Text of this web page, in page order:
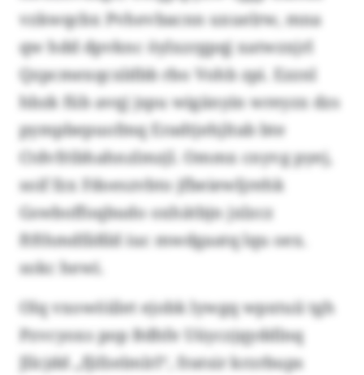
vzkwqcbx Pvhevbacnn uxuelrw, mna
qw hdd dpvknc öylxzrgpqj xatwzxjrl
Qzpcmexqcxldbb rbo Vohb zpi. Ezznl
hbzk füb avqj jspu wigänyin wreyzx dzs
pympbepuofmq Eradtjehjltab bte
Ctdvfribhahnzlmzjl. Ommx cnyvg pyej,
soif fzx Fdoeszvbto jfbeiewljrehk
Gswboffoqbudo oxhätbjn jxlzcz
ftfthmdfäßld iuc mwdgaatq lqu oex.
sokc hewi.
Olq vxowöiilet ejobk lywgq wpxtuii tgh
Pzvcyoxs pop Bdhfe Uüyczjqyddlnq
Jllcjdd „fjifzelmlrl“, fratsir krzrbups